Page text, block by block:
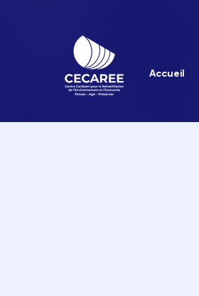
Accueil